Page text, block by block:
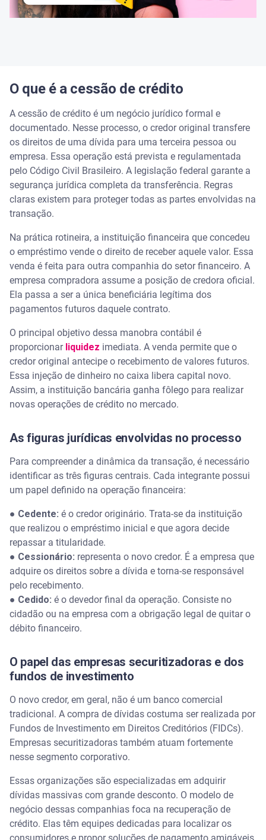
O que é a cessão de crédito
A cessão de crédito é um negócio jurídico formal e
documentado. Nesse processo, o credor original transfere
os direitos de uma dívida para uma terceira pessoa ou
empresa. Essa operação está prevista e regulamentada
pelo Código Civil Brasileiro. A legislação federal garante a
segurança jurídica completa da transferência. Regras
claras existem para proteger todas as partes envolvidas na
transação.
Na prática rotineira, a instituição financeira que concedeu
o empréstimo vende o direito de receber aquele valor. Essa
venda é feita para outra companhia do setor financeiro. A
empresa compradora assume a posição de credora oficial.
Ela passa a ser a única beneficiária legítima dos
pagamentos futuros daquele contrato.
O principal objetivo dessa manobra contábil é
proporcionar liquidez imediata. A venda permite que o
credor original antecipe o recebimento de valores futuros.
Essa injeção de dinheiro no caixa libera capital novo.
Assim, a instituição bancária ganha fôlego para realizar
novas operações de crédito no mercado.
As figuras jurídicas envolvidas no processo
Para compreender a dinâmica da transação, é necessário
identificar as três figuras centrais. Cada integrante possui
um papel definido na operação financeira:
● Cedente: é o credor originário. Trata-se da instituição
que realizou o empréstimo inicial e que agora decide
repassar a titularidade.
● Cessionário: representa o novo credor. É a empresa que
adquire os direitos sobre a dívida e torna-se responsável
pelo recebimento.
● Cedido: é o devedor final da operação. Consiste no
cidadão ou na empresa com a obrigação legal de quitar o
débito financeiro.
O papel das empresas securitizadoras e dos
fundos de investimento
O novo credor, em geral, não é um banco comercial
tradicional. A compra de dívidas costuma ser realizada por
Fundos de Investimento em Direitos Creditórios (FIDCs).
Empresas securitizadoras também atuam fortemente
nesse segmento corporativo.
Essas organizações são especializadas em adquirir
dívidas massivas com grande desconto. O modelo de
negócio dessas companhias foca na recuperação de
crédito. Elas têm equipes dedicadas para localizar os